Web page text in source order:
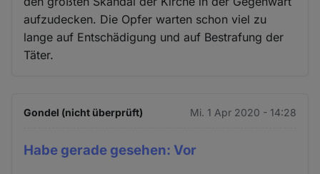
aufzudecken. Die Opfer warten schon viel zu
lange auf Entschädigung und auf Bestrafung der
Täter.
Gondel (nicht überprüft) Mi. 1 Apr 2020 - 14:28
Habe gerade gesehen: Vor